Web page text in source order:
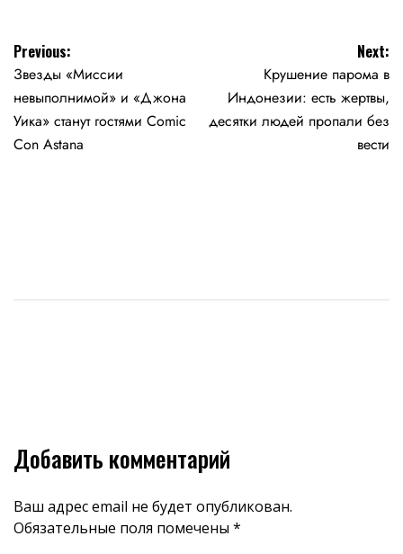
Навигация
по
записям
Previous:
Звезды «Миссии
невыполнимой» и «Джона
Уика» станут гостями Comic
Con Astana
Next:
Крушение парома в
Индонезии: есть жертвы,
десятки людей пропали без
вести
Добавить комментарий
Ваш адрес email не будет опубликован.
Обязательные поля помечены *